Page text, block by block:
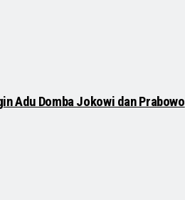
Adu Domba Jokowi dan Prabowo